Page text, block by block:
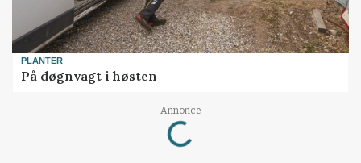
PLANTER
På døgnvagt i høsten
Annonce
Loading...